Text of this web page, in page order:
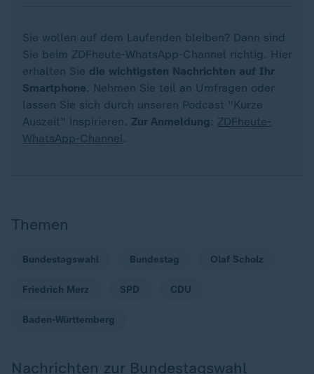
Sie wollen auf dem Laufenden bleiben? Dann sind
Sie beim ZDFheute-WhatsApp-Channel richtig. Hier
erhalten Sie die wichtigsten Nachrichten auf Ihr
Smartphone. Nehmen Sie teil an Umfragen oder
lassen Sie sich durch unseren Podcast "Kurze
Auszeit" inspirieren. Zur Anmeldung : ZDFheute-
WhatsApp-Channel.
Themen
Bundestagswahl Bundestag Olaf Scholz
Friedrich Merz SPD CDU
Baden-Württemberg
Nachrichten zur Bundestagswahl